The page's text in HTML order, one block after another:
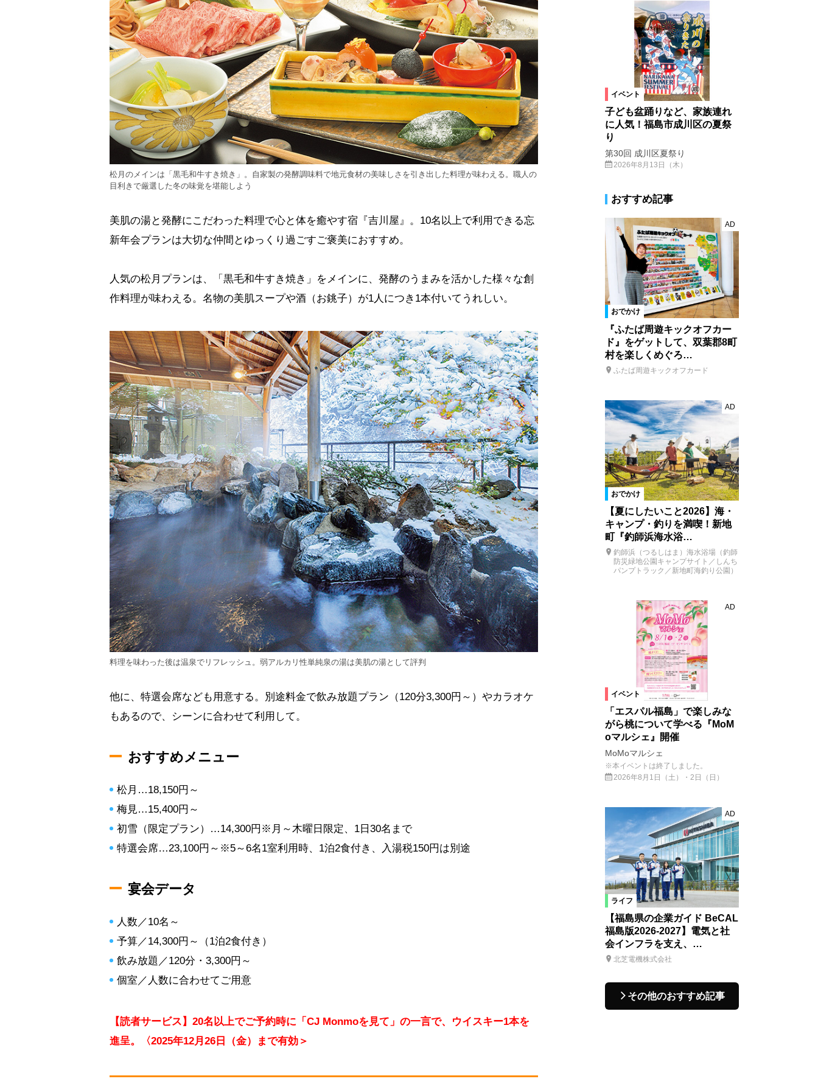
松月のメインは「黒毛和牛すき焼き」。自家製の発酵調味料で地元食材の美味しさを引き出した料理が味わえる。職人の
目利きで厳選した冬の味覚を堪能しよう
美肌の湯と発酵にこだわった料理で心と体を癒やす宿『吉川屋』。10名以上で利用できる忘
新年会プランは大切な仲間とゆっくり過ごすご褒美におすすめ。
人気の松月プランは、「黒毛和牛すき焼き」をメインに、発酵のうまみを活かした様々な創
作料理が味わえる。名物の美肌スープや酒（お銚子）が1人につき1本付いてうれしい。
料理を味わった後は温泉でリフレッシュ。弱アルカリ性単純泉の湯は美肌の湯として評判
他に、特選会席なども用意する。別途料金で飲み放題プラン（120分3,300円～）やカラオケ
もあるので、シーンに合わせて利用して。
おすすめメニュー
松月…18,150円～
梅見…15,400円～
初雪（限定プラン）…14,300円※月～木曜日限定、1日30名まで
特選会席…23,100円～※5～6名1室利用時、1泊2食付き、入湯税150円は別途
宴会データ
人数／10名～
予算／14,300円～（1泊2食付き）
飲み放題／120分・3,300円～
個室／人数に合わせてご用意
【読者サービス】20名以上でご予約時に「CJ Monmoを見て」の一言で、ウイスキー1本を
進呈。〈2025年12月26日（金）まで有効＞
イベント
子ども盆踊りなど、家族連れ
に人気！福島市成川区の夏祭
り
第30回 成川区夏祭り
2026年8月13日（木）
おすすめ記事
おでかけ
AD
『ふたば周遊キックオフカー
ド』をゲットして、双葉郡8町
村を楽しくめぐろ…
ふたば周遊キックオフカード
おでかけ
AD
【夏にしたいこと2026】海・
キャンプ・釣りを満喫！新地
町『釣師浜海水浴…
釣師浜（つるしはま）海水浴場（釣師
防災緑地公園キャンプサイト／しんち
パンプトラック／新地町海釣り公園）
イベント
AD
「エスパル福島」で楽しみな
がら桃について学べる『MoM
oマルシェ』開催
MoMoマルシェ
※本イベントは終了しました。
2026年8月1日（土）・2日（日）
ライフ
AD
【福島県の企業ガイド BeCAL
福島版2026-2027】電気と社
会インフラを支え、…
北芝電機株式会社
その他のおすすめ記事